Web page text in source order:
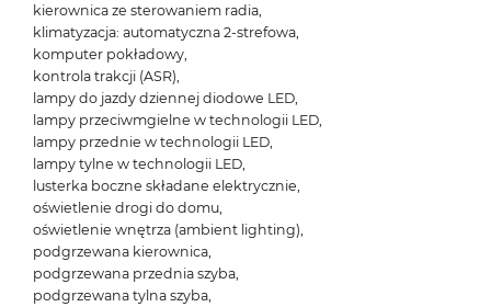
kierownica ze sterowaniem radia,
klimatyzacja: automatyczna 2-strefowa,
komputer pokładowy,
kontrola trakcji (ASR),
lampy do jazdy dziennej diodowe LED,
lampy przeciwmgielne w technologii LED,
lampy przednie w technologii LED,
lampy tylne w technologii LED,
lusterka boczne składane elektrycznie,
oświetlenie drogi do domu,
oświetlenie wnętrza (ambient lighting),
podgrzewana kierownica,
podgrzewana przednia szyba,
podgrzewana tylna szyba,